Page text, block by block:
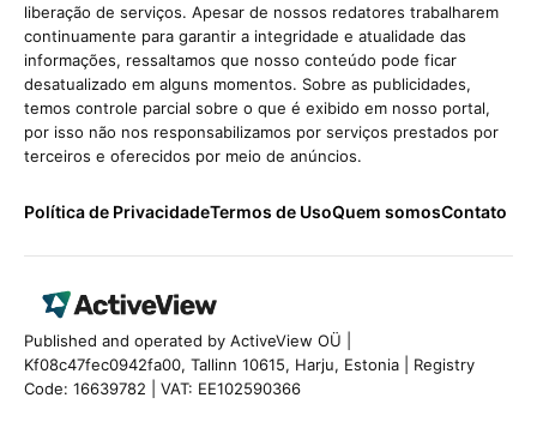
liberação de serviços. Apesar de nossos redatores trabalharem
continuamente para garantir a integridade e atualidade das
informações, ressaltamos que nosso conteúdo pode ficar
desatualizado em alguns momentos. Sobre as publicidades,
temos controle parcial sobre o que é exibido em nosso portal,
por isso não nos responsabilizamos por serviços prestados por
terceiros e oferecidos por meio de anúncios.
Política de PrivacidadeTermos de UsoQuem somosContato
Published and operated by ActiveView OÜ |
Kf08c47fec0942fa00, Tallinn 10615, Harju, Estonia | Registry
Code: 16639782 | VAT: EE102590366